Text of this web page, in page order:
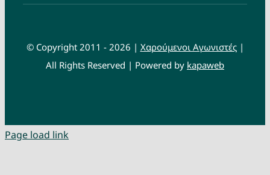
© Copyright 2011 - 2026 | Χαρούμενοι Αγωνιστές|
All Rights Reserved | Powered by kapaweb
Page load link